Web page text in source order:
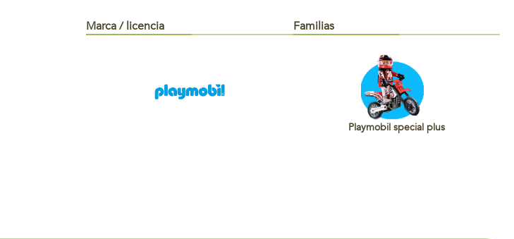
Marca / licencia Familias
Playmobil special plus